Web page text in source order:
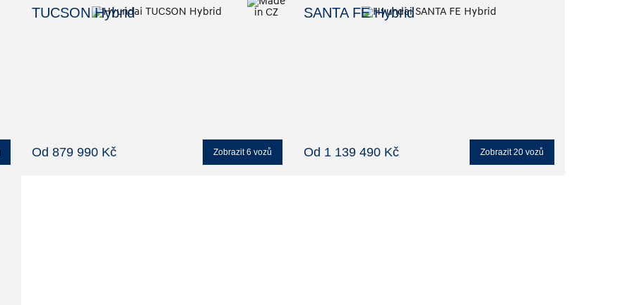
TUCSON Hybrid
Od 879 990 Kč Zobrazit6 vozů
SANTA FE Hybrid
Od 1 139 490 Kč Zobrazit20vozů